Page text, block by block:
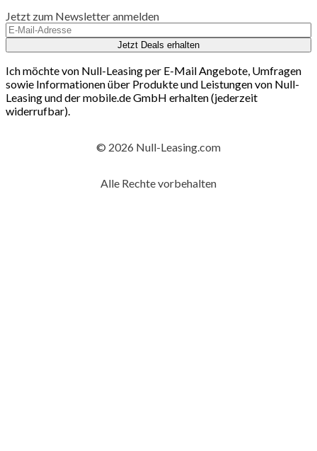
Jetzt zum Newsletter anmelden
Jetzt Deals erhalten
Ich möchte von Null-Leasing per E-Mail Angebote, Umfragen
sowie Informationen über Produkte und Leistungen von Null-
Leasing und der mobile.de GmbH erhalten (jederzeit
widerrufbar).
© 2026 Null-Leasing.com
Alle Rechte vorbehalten